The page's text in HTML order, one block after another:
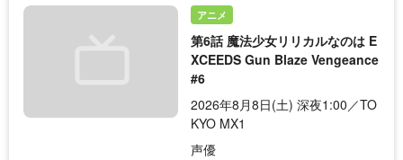
アニメ
第6話 魔法少女リリカルなのは E
XCEEDS Gun Blaze Vengeance
#6
2026年8月8日(土) 深夜1:00／TO
KYO MX1
声優